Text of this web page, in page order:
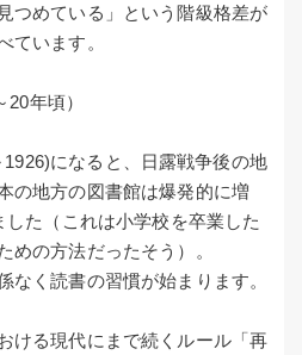
つめている」という階級格差が
ています。
年頃）
になると、日露戦争後の地
の地方の図書館は爆発的に増
た（これは小学校を卒業した
めの方法だったそう）。
なく読書の習慣が始まります。
ける現代にまで続くルール「再